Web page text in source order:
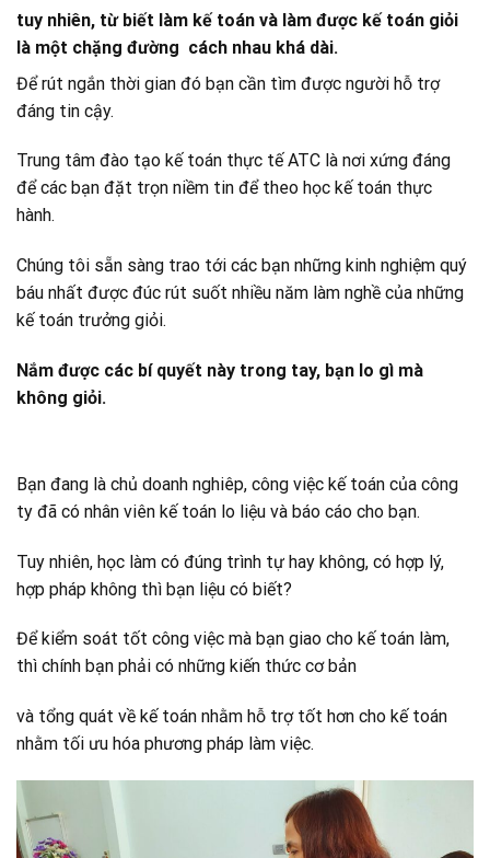
tuy nhiên, từ biết làm kế toán và làm được kế toán giỏi
là một chặng đường cách nhau khá dài.
Để rút ngắn thời gian đó bạn cần tìm được người hỗ trợ
đáng tin cậy.
Trung tâm đào tạo kế toán thực tế ATC là nơi xứng đáng
để các bạn đặt trọn niềm tin để theo học kế toán thực
hành.
Chúng tôi sẵn sàng trao tới các bạn những kinh nghiệm quý
báu nhất được đúc rút suốt nhiều năm làm nghề của những
kế toán trưởng giỏi.
Nắm được các bí quyết này trong tay, bạn lo gì mà
không giỏi.
Bạn đang là chủ doanh nghiêp, công việc kế toán của công
ty đã có nhân viên kế toán lo liệu và báo cáo cho bạn.
Tuy nhiên, học làm có đúng trình tự hay không, có hợp lý,
hợp pháp không thì bạn liệu có biết?
Để kiểm soát tốt công việc mà bạn giao cho kế toán làm,
thì chính bạn phải có những kiến thức cơ bản
và tổng quát về kế toán nhằm hỗ trợ tốt hơn cho kế toán
nhằm tối ưu hóa phương pháp làm việc.